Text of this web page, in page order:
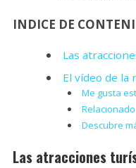
INDICE DE
Las
El vídeo de la
Me gusta
Relacionado
Descubre
Las atracciones